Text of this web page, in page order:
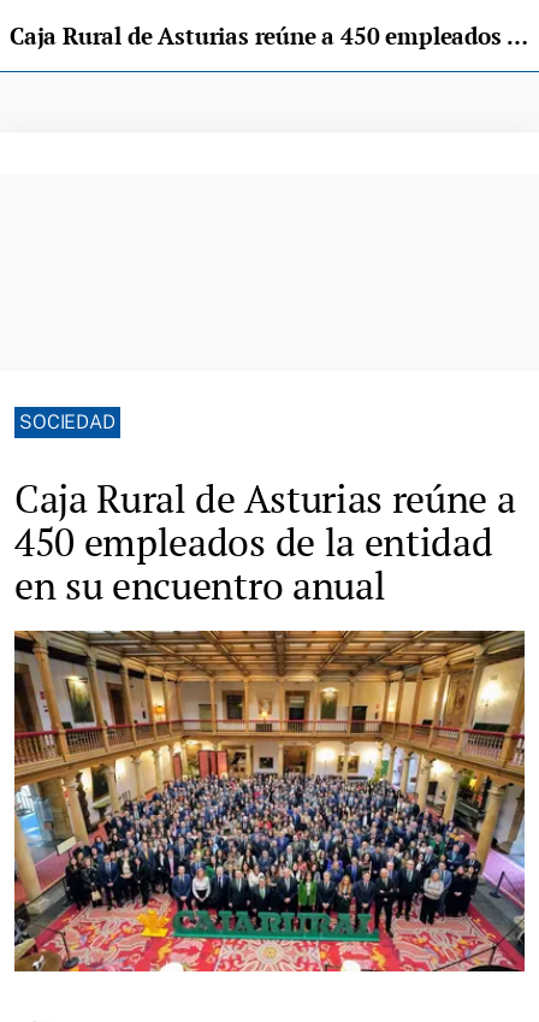
Caja Rural de Asturias reúne a 450 empleados de la entidad en su encuentro anual
SOCIEDAD
Caja Rural de Asturias reúne a
450 empleados de la entidad
en su encuentro anual